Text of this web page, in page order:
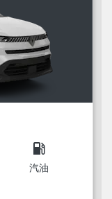
local_gas_station
汽油